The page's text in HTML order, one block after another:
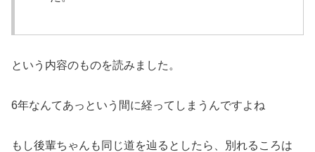
という内容のものを読みました。
6年なんてあっという間に経ってしまうんですよね
もし後輩ちゃんも同じ道を辿るとしたら、別れるころは